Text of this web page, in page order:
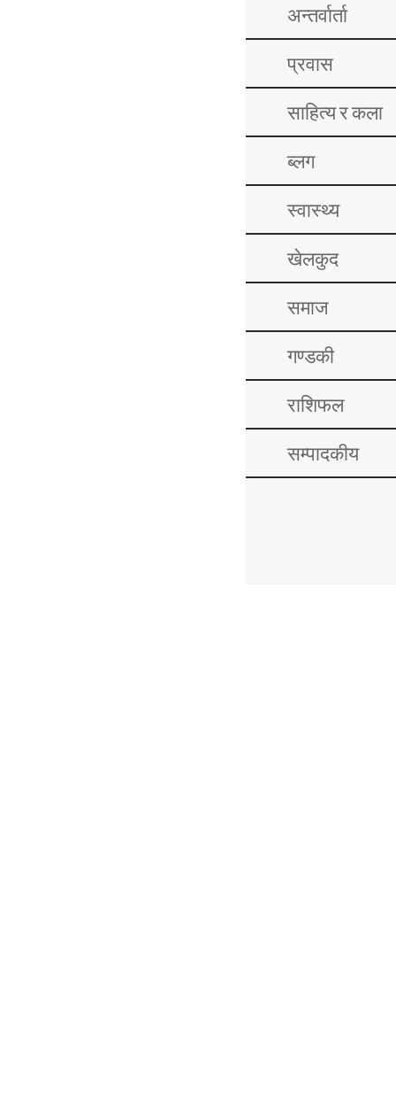
अन्तर्वार्ता
प्रवास
साहित्य र कला
ब्लग
स्वास्थ्य
खेलकुद
समाज
गण्डकी
राशिफल
सम्पादकीय